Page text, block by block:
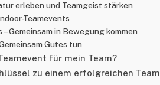
erleben und Teamgeist stärken
Teamevents
Gemeinsam in Bewegung kommen
Gutes tun
für mein Team?
zu einem erfolgreichen Team